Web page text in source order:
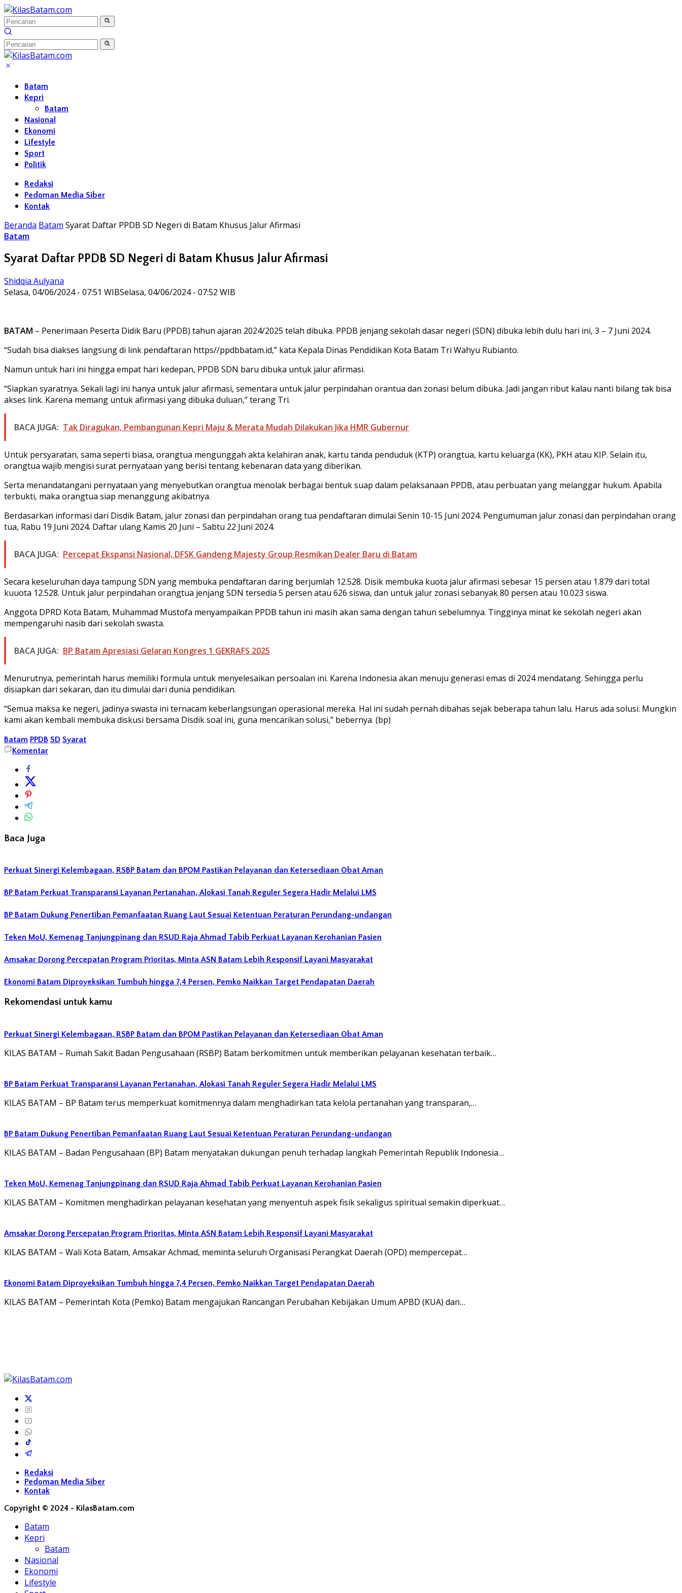
Langsung
ke
konten
Batam
Kepri
Batam
Nasional
Ekonomi
Lifestyle
Sport
Politik
Redaksi
Pedoman Media Siber
Kontak
Beranda Batam Syarat Daftar PPDB SD Negeri di Batam Khusus Jalur Afirmasi
Batam
Syarat Daftar PPDB SD Negeri di Batam Khusus Jalur Afirmasi
Shidqia Aulyana
Selasa, 04/06/2024 - 07:51 WIBSelasa, 04/06/2024 - 07:52 WIB
BATAM – Penerimaan Peserta Didik Baru (PPDB) tahun ajaran 2024/2025 telah dibuka. PPDB jenjang sekolah dasar negeri (SDN) dibuka lebih dulu hari ini, 3 – 7 Juni 2024.
“Sudah bisa diakses langsung di link pendaftaran https//ppdbbatam.id,” kata Kepala Dinas Pendidikan Kota Batam Tri Wahyu Rubianto.
Namun untuk hari ini hingga empat hari kedepan, PPDB SDN baru dibuka untuk jalur afirmasi.
“Siapkan syaratnya. Sekali lagi ini hanya untuk jalur afirmasi, sementara untuk jalur perpindahan orantua dan zonasi belum dibuka. Jadi jangan ribut kalau nanti bilang tak bisa
akses link. Karena memang untuk afirmasi yang dibuka duluan,” terang Tri.
BACA JUGA: Tak Diragukan, Pembangunan Kepri Maju & Merata Mudah Dilakukan Jika HMR Gubernur
Untuk persyaratan, sama seperti biasa, orangtua mengunggah akta kelahiran anak, kartu tanda penduduk (KTP) orangtua, kartu keluarga (KK), PKH atau KIP. Selain itu,
orangtua wajib mengisi surat pernyataan yang berisi tentang kebenaran data yang diberikan.
Serta menandatangani pernyataan yang menyebutkan orangtua menolak berbagai bentuk suap dalam pelaksanaan PPDB, atau perbuatan yang melanggar hukum. Apabila
terbukti, maka orangtua siap menanggung akibatnya.
Berdasarkan informasi dari Disdik Batam, jalur zonasi dan perpindahan orang tua pendaftaran dimulai Senin 10-15 Juni 2024. Pengumuman jalur zonasi dan perpindahan orang
tua, Rabu 19 Juni 2024. Daftar ulang Kamis 20 Juni – Sabtu 22 Juni 2024.
BACA JUGA: Percepat Ekspansi Nasional, DFSK Gandeng Majesty Group Resmikan Dealer Baru di Batam
Secara keseluruhan daya tampung SDN yang membuka pendaftaran daring berjumlah 12.528. Disik membuka kuota jalur afirmasi sebesar 15 persen atau 1.879 dari total
kuuota 12.528. Untuk jalur perpindahan orangtua jenjang SDN tersedia 5 persen atau 626 siswa, dan untuk jalur zonasi sebanyak 80 persen atau 10.023 siswa.
Anggota DPRD Kota Batam, Muhammad Mustofa menyampaikan PPDB tahun ini masih akan sama dengan tahun sebelumnya. Tingginya minat ke sekolah negeri akan
mempengaruhi nasib dari sekolah swasta.
BACA JUGA: BP Batam Apresiasi Gelaran Kongres 1 GEKRAFS 2025
Menurutnya, pemerintah harus memiliki formula untuk menyelesaikan persoalan ini. Karena Indonesia akan menuju generasi emas di 2024 mendatang. Sehingga perlu
disiapkan dari sekaran, dan itu dimulai dari dunia pendidikan.
“Semua maksa ke negeri, jadinya swasta ini ternacam keberlangsungan operasional mereka. Hal ini sudah pernah dibahas sejak beberapa tahun lalu. Harus ada solusi. Mungkin
kami akan kembali membuka diskusi bersama Disdik soal ini, guna mencarikan solusi,” bebernya. (bp)
Batam PPDB SD Syarat
Komentar
Baca Juga
Perkuat Sinergi Kelembagaan, RSBP Batam dan BPOM Pastikan Pelayanan dan Ketersediaan Obat Aman
BP Batam Perkuat Transparansi Layanan Pertanahan, Alokasi Tanah Reguler Segera Hadir Melalui LMS
BP Batam Dukung Penertiban Pemanfaatan Ruang Laut Sesuai Ketentuan Peraturan Perundang-undangan
Teken MoU, Kemenag Tanjungpinang dan RSUD Raja Ahmad Tabib Perkuat Layanan Kerohanian Pasien
Amsakar Dorong Percepatan Program Prioritas, Minta ASN Batam Lebih Responsif Layani Masyarakat
Ekonomi Batam Diproyeksikan Tumbuh hingga 7,4 Persen, Pemko Naikkan Target Pendapatan Daerah
Rekomendasi untuk kamu
Perkuat Sinergi Kelembagaan, RSBP Batam dan BPOM Pastikan Pelayanan dan Ketersediaan Obat Aman
KILAS BATAM – Rumah Sakit Badan Pengusahaan (RSBP) Batam berkomitmen untuk memberikan pelayanan kesehatan terbaik…
BP Batam Perkuat Transparansi Layanan Pertanahan, Alokasi Tanah Reguler Segera Hadir Melalui LMS
KILAS BATAM – BP Batam terus memperkuat komitmennya dalam menghadirkan tata kelola pertanahan yang transparan,…
BP Batam Dukung Penertiban Pemanfaatan Ruang Laut Sesuai Ketentuan Peraturan Perundang-undangan
KILAS BATAM – Badan Pengusahaan (BP) Batam menyatakan dukungan penuh terhadap langkah Pemerintah Republik Indonesia…
Teken MoU, Kemenag Tanjungpinang dan RSUD Raja Ahmad Tabib Perkuat Layanan Kerohanian Pasien
KILAS BATAM – Komitmen menghadirkan pelayanan kesehatan yang menyentuh aspek fisik sekaligus spiritual semakin diperkuat…
Amsakar Dorong Percepatan Program Prioritas, Minta ASN Batam Lebih Responsif Layani Masyarakat
KILAS BATAM – Wali Kota Batam, Amsakar Achmad, meminta seluruh Organisasi Perangkat Daerah (OPD) mempercepat…
Ekonomi Batam Diproyeksikan Tumbuh hingga 7,4 Persen, Pemko Naikkan Target Pendapatan Daerah
KILAS BATAM – Pemerintah Kota (Pemko) Batam mengajukan Rancangan Perubahan Kebijakan Umum APBD (KUA) dan…
Redaksi
Pedoman Media Siber
Kontak
Copyright © 2024 - KilasBatam.com
Batam
Kepri
Batam
Nasional
Ekonomi
Lifestyle